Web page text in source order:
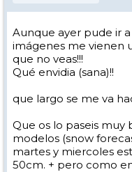
Aunque ayer pude ir
imágenes me vienen
que no veas!!!
Qué envidia (sana)!!
que largo se me va
Que os lo paseis muy
modelos (snow
martes y miercoles
50cm. + pero como